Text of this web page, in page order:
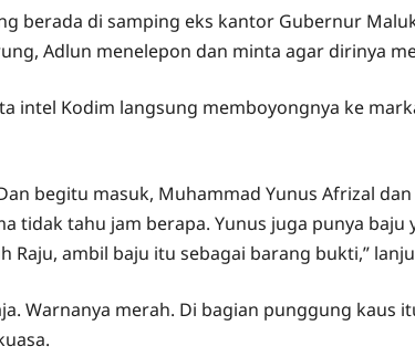
berada di samping eks kantor Gubernur
Adlun menelepon dan minta agar dirinya
intel Kodim langsung memboyongnya ke
begitu masuk, Muhammad Yunus Afrizal
tidak tahu jam berapa. Yunus juga punya
ambil baju itu sebagai barang bukti,”
Warnanya merah. Di bagian punggung kaus